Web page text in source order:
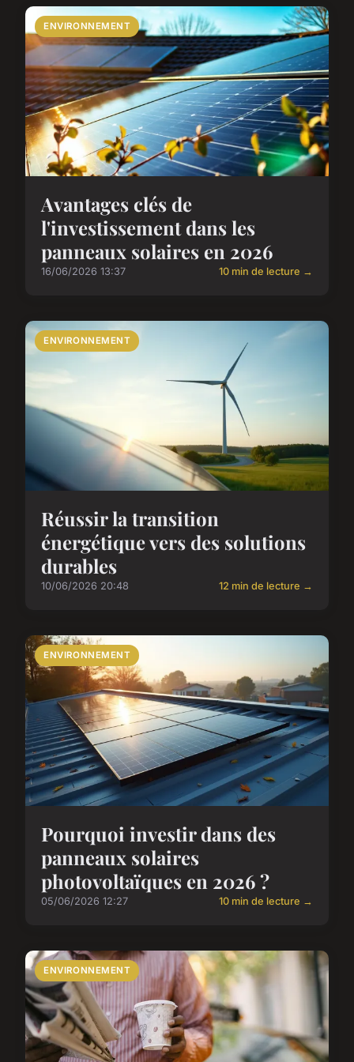
ENVIRONNEMENT
Avantages clés de
l'investissement dans les
panneaux solaires en 2026
16/06/2026 13:37 10 min de lecture →
ENVIRONNEMENT
Réussir la transition
énergétique vers des solutions
durables
10/06/2026 20:48 12 min de lecture →
ENVIRONNEMENT
Pourquoi investir dans des
panneaux solaires
photovoltaïques en 2026 ?
05/06/2026 12:27 10 min de lecture →
ENVIRONNEMENT